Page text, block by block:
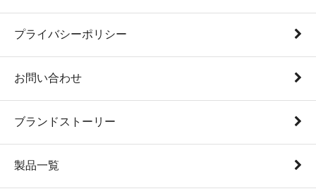
プライバシーポリシー
お問い合わせ
ブランドストーリー
製品一覧